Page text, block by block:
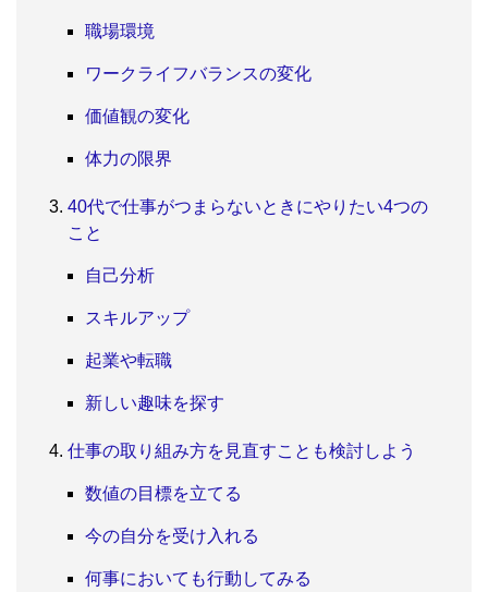
職場環境
ワークライフバランスの変化
価値観の変化
体力の限界
40代で仕事がつまらないときにやりたい4つの
こと
自己分析
スキルアップ
起業や転職
新しい趣味を探す
仕事の取り組み方を見直すことも検討しよう
数値の目標を立てる
今の自分を受け入れる
何事においても行動してみる